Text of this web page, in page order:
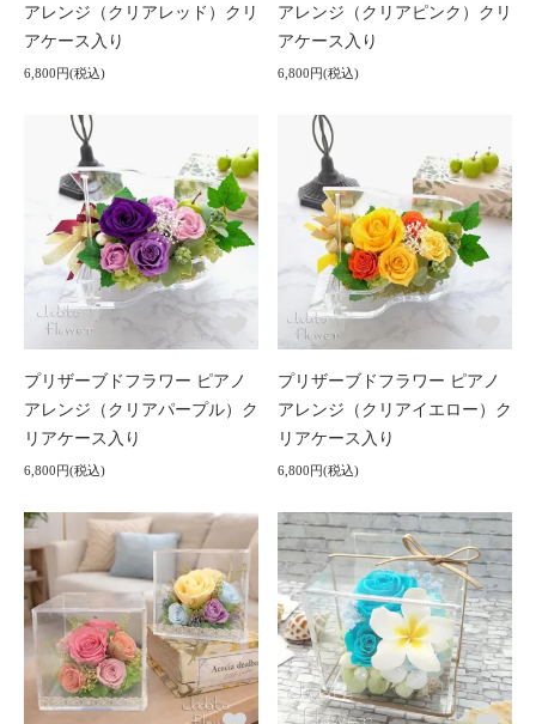
アレンジ（クリアレッド）クリ
アケース入り
6,800円(税込)
アレンジ（クリアピンク）クリ
アケース入り
6,800円(税込)
プリザーブドフラワー ピアノ
アレンジ（クリアパープル）ク
リアケース入り
6,800円(税込)
プリザーブドフラワー ピアノ
アレンジ（クリアイエロー）ク
リアケース入り
6,800円(税込)